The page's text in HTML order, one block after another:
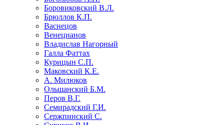
Боровиковский В.Л.
Брюллов К.П.
Васнецов
Венецианов
Владислав Нагорный
Галла Фаттах
Курицын С.П.
Маковский К.Е.
А. Милюков
Ольшанский Б.М.
Перов В.Г.
Семирадский Г.И.
Сержпинский С.